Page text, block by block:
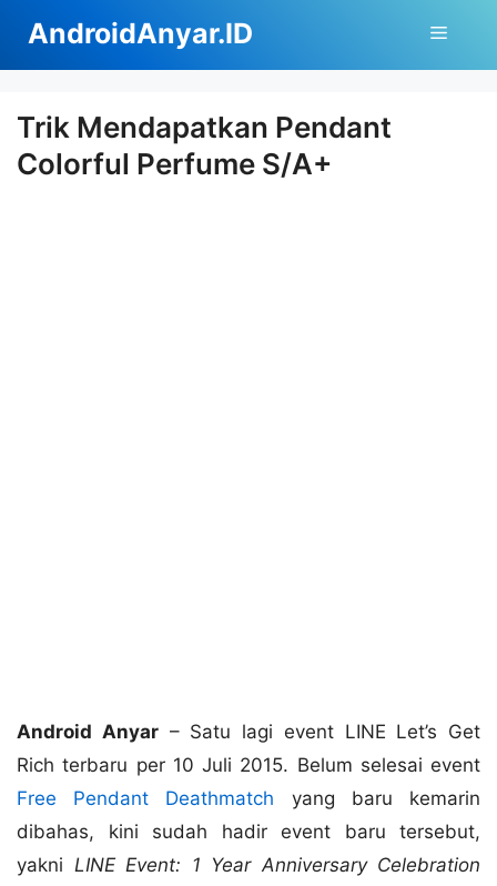
isi
AndroidAnyar.ID Menu
Trik Mendapatkan Pendant
Colorful Perfume S/A+
Android Anyar– Satu lagi event LINE Let’s Get
Rich terbaru per 10 Juli 2015. Belum selesai event
Free Pendant Deathmatch yang baru kemarin
dibahas, kini sudah hadir event baru tersebut,
yakni LINE Event: 1 Year Anniversary Celebration